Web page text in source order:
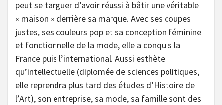
peut se targuer d’avoir réussi à bâtir une véritable
« maison » derrière sa marque. Avec ses coupes
justes, ses couleurs pop et sa conception féminine
et fonctionnelle de la mode, elle a conquis la
France puis l’international. Aussi esthète
qu’intellectuelle (diplomée de sciences politiques,
elle reprendra plus tard des études d’Histoire de
l’Art), son entreprise, sa mode, sa famille sont des